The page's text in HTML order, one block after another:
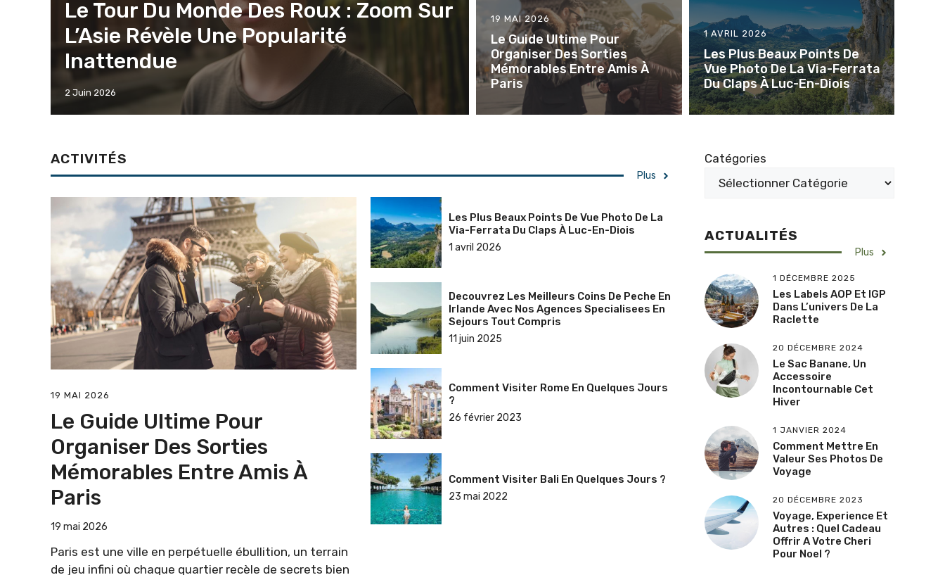
Le Tour Du Monde Des Roux : Zoom Sur
L’Asie Révèle Une Popularité
Inattendue
2 Juin 2026
19 MAI 2026
Le Guide Ultime Pour
Organiser Des Sorties
Mémorables Entre Amis À
Paris
1 AVRIL 2026
Les Plus Beaux Points De
Vue Photo De La Via-Ferrata
Du Claps À Luc-En-Diois
ACTIVITÉS
Plus
19 MAI 2026
Le Guide Ultime Pour
Organiser Des Sorties
Mémorables Entre Amis À
Paris
19 mai 2026
Paris est une ville en perpétuelle ébullition, un terrain
de jeu infini où chaque quartier recèle de secrets bien
Les Plus Beaux Points De Vue Photo De La
Via-Ferrata Du Claps À Luc-En-Diois
1 avril 2026
Decouvrez Les Meilleurs Coins De Peche En
Irlande Avec Nos Agences Specialisees En
Sejours Tout Compris
11 juin 2025
Comment Visiter Rome En Quelques Jours
?
26 février 2023
Comment Visiter Bali En Quelques Jours ?
23 mai 2022
Catégories
ACTUALITÉS
Plus
1 DÉCEMBRE 2025
Les Labels AOP Et IGP
Dans L’univers De La
Raclette
20 DÉCEMBRE 2024
Le Sac Banane, Un
Accessoire
Incontournable Cet
Hiver
1 JANVIER 2024
Comment Mettre En
Valeur Ses Photos De
Voyage
20 DÉCEMBRE 2023
Voyage, Experience Et
Autres : Quel Cadeau
Offrir A Votre Cheri
Pour Noel ?